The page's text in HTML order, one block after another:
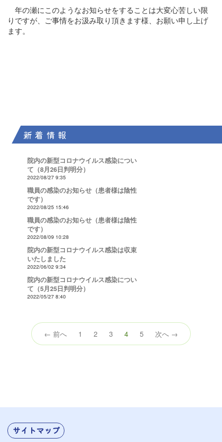
年の瀬にこのようなお知らせをすることは大変心苦しい限
りですが、ご事情をお汲み取り頂きます様、お願い申し上げ
ます。
新 着 情 報
院内の新型コロナウイルス感染につい
て（8月26日判明分）
2022/08/27 9:35
職員の感染のお知らせ（患者様は陰性
です）
2022/08/25 15:46
職員の感染のお知らせ（患者様は陰性
です）
2022/08/09 10:28
院内の新型コロナウイルス感染は収束
いたしました
2022/06/02 9:34
院内の新型コロナウイルス感染につい
て（5月25日判明分）
2022/05/27 8:40
← 前へ 1 2 3 4（こ
の
5 次へ →
サイトマップ